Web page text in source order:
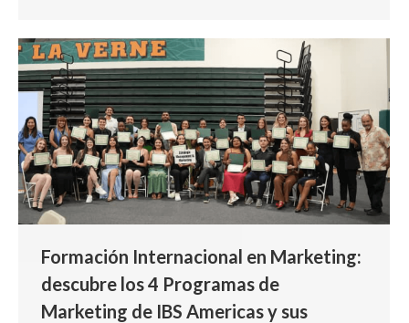
Formación Internacional en Marketing:
descubre los 4 Programas de
Marketing de IBS Americas y sus